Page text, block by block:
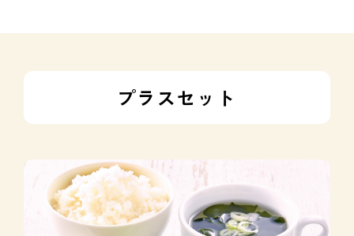
プラスセット